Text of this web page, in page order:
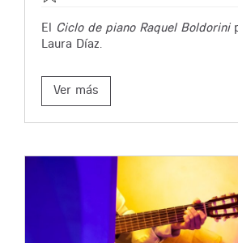
El Ciclo de piano Raquel Boldorini
Laura Díaz.
Ver más